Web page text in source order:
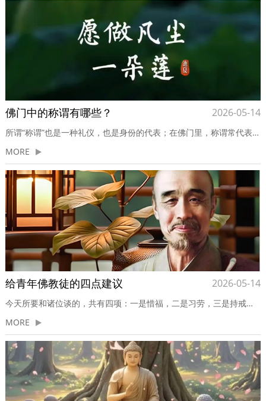
佛门中的称谓有哪些？ 2026-05-14
所谓“称谓”也是一种礼仪，也是身份的代表；在佛门里，称谓常代表着职务，也是修持的衡量，不但具有维系佛门纲常伦理的功用，从中更透露出无限的佛法妙谛。一般人以为，出了家就是“和尚”，其实和尚者，要在六和僧团中确实奉行六和敬，成为一个高尚的人，始得成就。一个寺院只有一位和尚，又称“住持”、“方丈”；和尚...
MORE
给青年佛教徒的四点建议 2026-05-14
今天所要和诸位谈的，共有四项：一是惜福，二是习劳，三是持戒，四是自尊，都是青年佛徒应该注意的。一、惜福“惜”是爱惜，“福”是福气。就是我们纵有福气，也要加以爱惜，切不可把它浪费。诸位要晓得：末法时代，人的福气是很微薄的：若不爱惜，将这很薄的福享尽了，就要受莫大的痛苦，古人所说“乐极生悲”，就是这意思...
MORE